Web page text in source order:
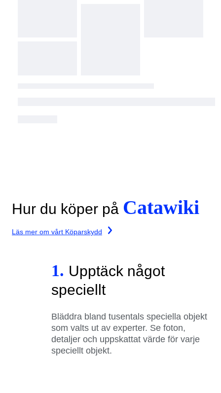
Hur du köper på Catawiki
Läs mer om vårt Köparskydd
1. Upptäck något
speciellt
Bläddra bland tusentals speciella objekt
som valts ut av experter. Se foton,
detaljer och uppskattat värde för varje
speciellt objekt.